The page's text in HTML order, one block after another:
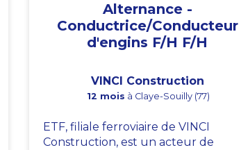
Alternance -
Conductrice/Conducteur
d'engins F/H F/H
VINCI Construction
12 mois à Claye-Souilly (77)
ETF, filiale ferroviaire de VINCI
Construction, est un acteur de